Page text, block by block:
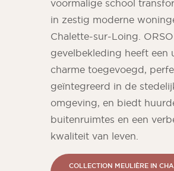
voormalige school
in zestig moderne
Chalette-sur-Loing.
gevelbekleding heeft een
charme toegevoegd,
geïntegreerd in de
omgeving, en biedt
buitenruimtes en een
kwaliteit van leven.
COLLECTION MEULIÈRE IN